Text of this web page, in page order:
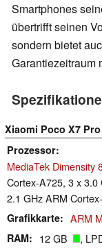
Smartphones
übertrifft seinen
sondern bietet
Garantiezeitraum
Xiaomi Poco X7
Prozessor
MediaTek Dimensity
Cortex-A725, 3 x
2.1 GHz ARM
Grafikkarte ARM
RAM 12 GB ,